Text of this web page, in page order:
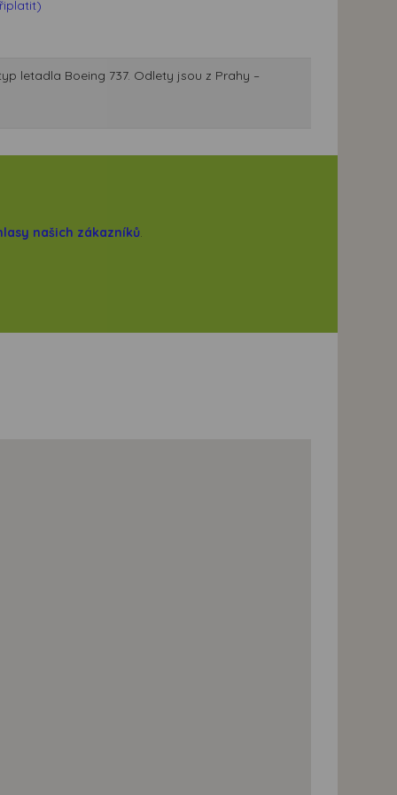
letadla Boeing 737. Odlety jsou z Prahy –
našich zákazníků.